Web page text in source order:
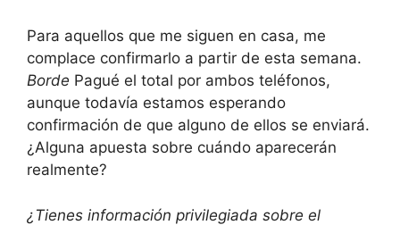
Para aquellos que me siguen en casa, me
complace confirmarlo a partir de esta semana.
Borde Pagué el total por ambos teléfonos,
aunque todavía estamos esperando
confirmación de que alguno de ellos se enviará.
¿Alguna apuesta sobre cuándo aparecerán
realmente?
¿Tienes información privilegiada sobre el